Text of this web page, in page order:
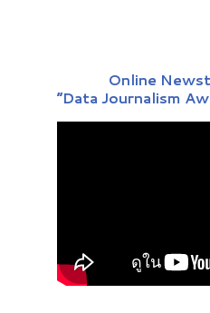
Online
“Data Journalism